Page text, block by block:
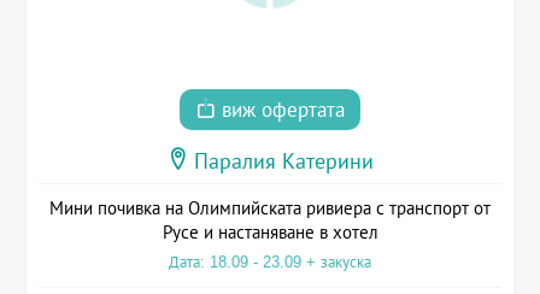
виж офертата
Паралия Катерини
Мини почивка на Олимпийската ривиера с транспорт от
Русе и настаняване в хотел
Дата: 18.09 - 23.09 + закуска